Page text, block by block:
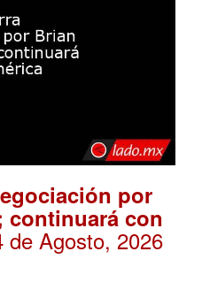
por
continuará con
de Agosto, 2026